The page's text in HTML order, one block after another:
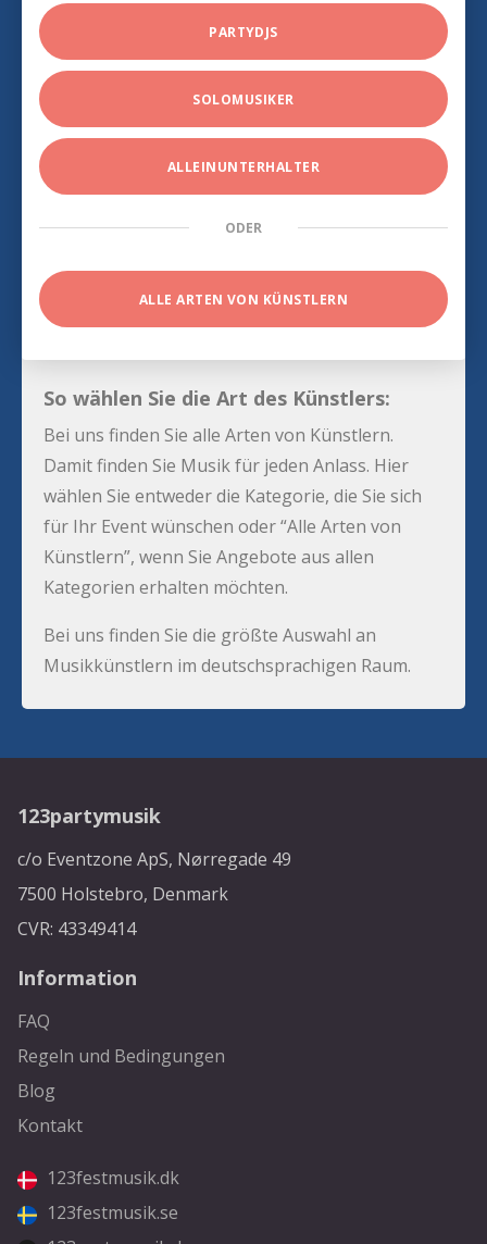
PARTYDJS
SOLOMUSIKER
ALLEINUNTERHALTER
ODER
ALLE ARTEN VON KÜNSTLERN
So wählen Sie die Art des Künstlers:
Bei uns finden Sie alle Arten von Künstlern.
Damit finden Sie Musik für jeden Anlass. Hier
wählen Sie entweder die Kategorie, die Sie sich
für Ihr Event wünschen oder “Alle Arten von
Künstlern”, wenn Sie Angebote aus allen
Kategorien erhalten möchten.
Bei uns finden Sie die größte Auswahl an
Musikkünstlern im deutschsprachigen Raum.
123partymusik
c/o Eventzone ApS, Nørregade 49
7500 Holstebro, Denmark
CVR: 43349414
Information
FAQ
Regeln und Bedingungen
Blog
Kontakt
123festmusik.dk
123festmusik.se